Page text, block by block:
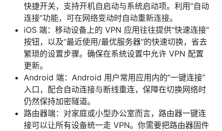
快捷开关，支持开机自启动与系统启动项。利用“自动
连接”功能，可在网络变动时自动重新连接。
iOS 端：移动设备上的 VPN 应用往往提供“快速连接”
按钮，以及“最近使用/最优服务器”的快速切换，省去
繁琐的设置步骤。确保在系统设置中允许 VPN 配置
更新。
Android 端：Android 用户常用应用内的“一键连接”
入口，配合自动连接与断线重连，保障在切换网络时
仍然保持加密隧道。
路由器端：对家庭或小型办公室而言，路由器一键连
接可以让所有设备统一走 VPN。你需要把路由器固件